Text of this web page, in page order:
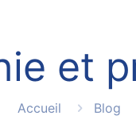
et
Accueil Blog